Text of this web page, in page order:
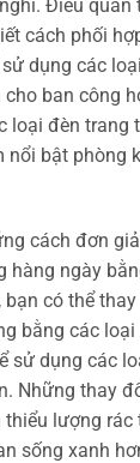
Điều quan
cách phối
dụng các
ban công
loại đèn trang
nổi bật phòng
cách đơn
hàng ngày
bạn có thể
bằng các
sử dụng các
Những thay
lượng
sống xanh